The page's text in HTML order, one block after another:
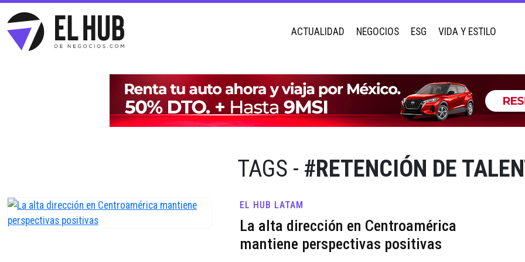
ACTUALIDAD NEGOCIOS ESG VIDA Y ESTILO
TAGS - #RETENCIÓN DE
EL HUB LATAM
La alta dirección en Centroamérica
mantiene perspectivas positivas